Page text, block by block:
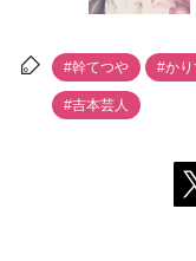
#幹てつ #か
#吉本芸人